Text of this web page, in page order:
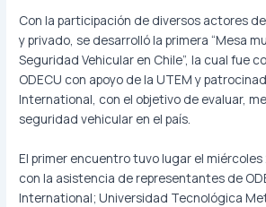
Con la participación de diversos actores
y privado, se desarrolló la primera “Mesa
Seguridad Vehicular en Chile”, la cual fue
ODECU con apoyo de la UTEM y
International, con el objetivo de evaluar,
seguridad vehicular en el país.
El primer encuentro tuvo lugar el
con la asistencia de representantes de
International; Universidad Tecnológica